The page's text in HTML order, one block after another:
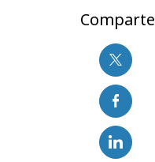
Comparte